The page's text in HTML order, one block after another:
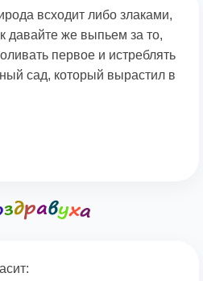
всходит либо злаками,
давайте же выпьем за то,
первое и истреблять
сад, который вырастил в